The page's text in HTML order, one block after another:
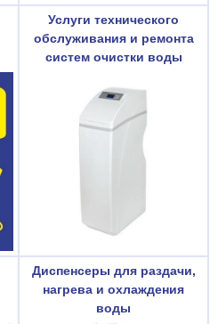
Услуги технического
обслуживания и ремонта
систем очистки воды
Диспенсеры для раздачи,
нагрева и охлаждения
воды